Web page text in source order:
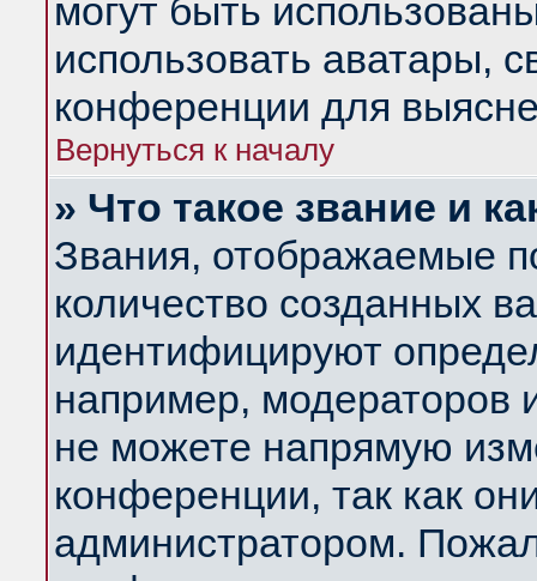
могут быть
использовать аватары,
конференции для
Вернуться к началу
» Что такое звание и
Звания, отображаемые
количество созданных
идентифицируют
например, модераторов
не можете напрямую
конференции, так как
администратором.